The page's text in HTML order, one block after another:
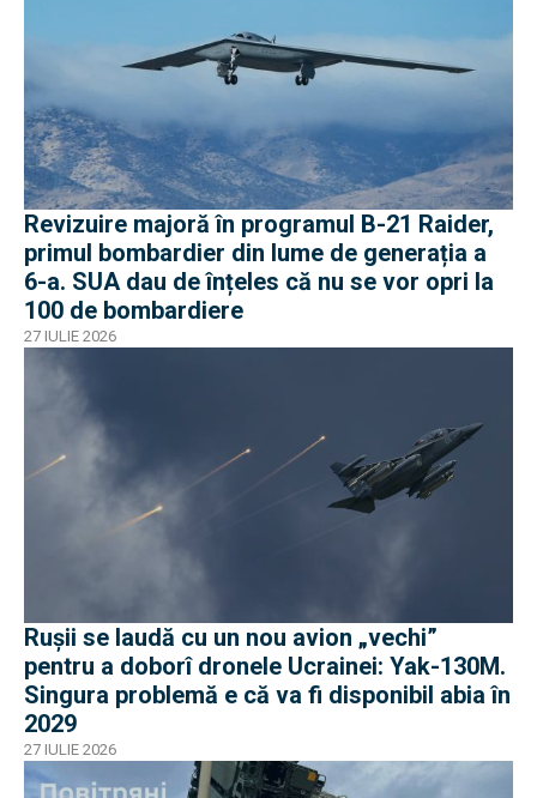
Revizuire majoră în programul B-21 Raider,
primul bombardier din lume de generația a
6-a. SUA dau de înțeles că nu se vor opri la
100 de bombardiere
27 IULIE 2026
Rușii se laudă cu un nou avion „vechi”
pentru a doborî dronele Ucrainei: Yak-130M.
Singura problemă e că va fi disponibil abia în
2029
27 IULIE 2026